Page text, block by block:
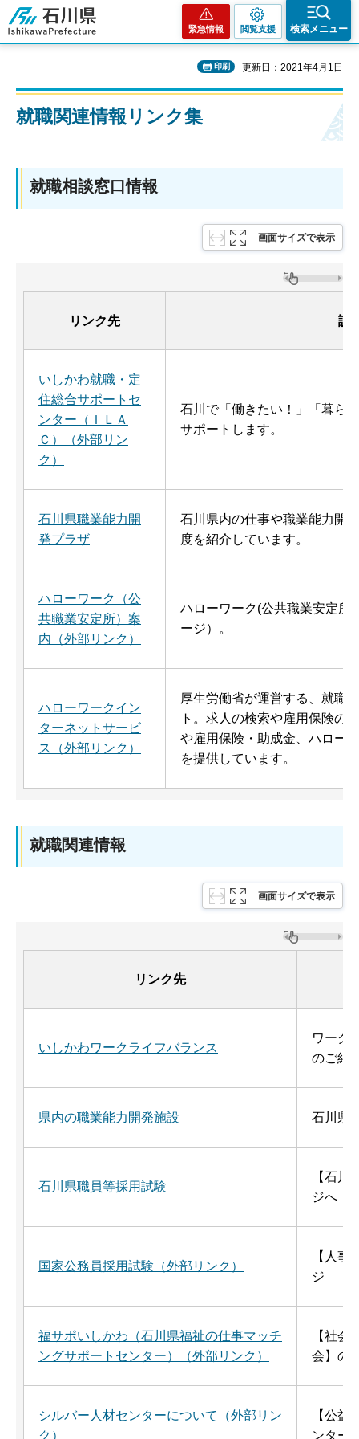
石川県
緊急情報 閲覧支援 検索メニュー
印刷 更新日：2021年4月1日
就職関連情報リンク集
就職相談窓口情報
画面サイズで表示
リンク先 説
いしかわ就職・定
住総合サポートセ
ンター（ＩＬＡ
Ｃ）（外部リン
ク）
石川で「働きたい！」「暮ら
サポートします。
石川県職業能力開
発プラザ
石川県内の仕事や職業能力開
度を紹介しています。
ハローワーク（公
共職業安定所）案
内（外部リンク）
ハローワーク(公共職業安定所
ージ）。
ハローワークイン
ターネットサービ
ス（外部リンク）
厚生労働省が運営する、就職
ト。求人の検索や雇用保険の
や雇用保険・助成金、ハロー
を提供しています。
就職関連情報
画面サイズで表示
リンク先
いしかわワークライフバランス
ワーク
のご紹
県内の職業能力開発施設 石川県
石川県職員等採用試験
【石川
ジへ
国家公務員採用試験（外部リンク）
【人事
ジ
福サポいしかわ（石川県福祉の仕事マッチ
ングサポートセンター）（外部リンク）
【社会
会】の
シルバー人材センターについて（外部リン
ク）
【公益
ンター